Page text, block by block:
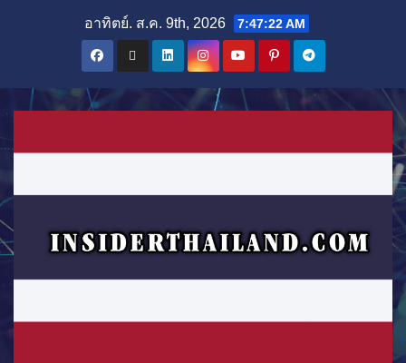
อาทิตย์. ส.ค. 9th, 2026 7:47:23 AM